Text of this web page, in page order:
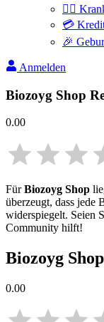
👩‍⚕️
💳
🎉
Anmelden
Biozoyg Shop
0.00
FürBiozoyg Shop
überzeugt, dass jede
widerspiegelt. Seien
Community hilft!
Biozoyg Shop
0.00